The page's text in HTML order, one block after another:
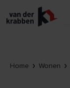
Home Wonen